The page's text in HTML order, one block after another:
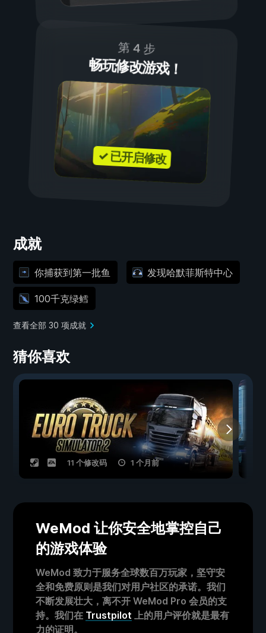
第 4 步
畅玩修改游戏！
✓ 已开启修改
成就
你捕获到第一批鱼 发现哈默菲斯特中心
100千克绿鳕
查看全部 30 项成就
猜你喜欢
11 个修改码 1 个月前
WeMod 让你安全地掌控自己
的游戏体验
WeMod 致力于服务全球数百万玩家，坚守安
全和免费原则是我们对用户社区的承诺。我们
不断发展壮大，离不开 WeMod Pro 会员的支
持。我们在 Trustpilot 上的用户评价就是最有
力的证明。